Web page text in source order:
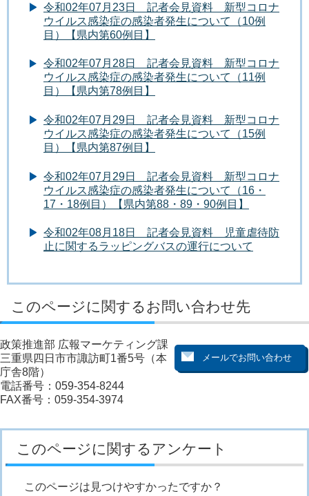
令和02年07月23日 記者会見資料 新型コロナ
ウイルス感染症の感染者発生について（10例
目）【県内第60例目】
令和02年07月28日 記者会見資料 新型コロナ
ウイルス感染症の感染者発生について（11例
目）【県内第78例目】
令和02年07月29日 記者会見資料 新型コロナ
ウイルス感染症の感染者発生について（15例
目）【県内第87例目】
令和02年07月29日 記者会見資料 新型コロナ
ウイルス感染症の感染者発生について（16・
17・18例目）【県内第88・89・90例目】
令和02年08月18日 記者会見資料 児童虐待防
止に関するラッピングバスの運行について
このページに関するお問い合わせ先
政策推進部 広報マーケティング課
三重県四日市市諏訪町1番5号（本
庁舎8階）
電話番号：059-354-8244
FAX番号：059-354-3974
このページに関するアンケート
このページは見つけやすかったですか？